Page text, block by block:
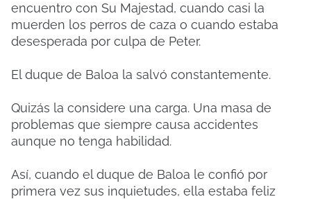
encuentro con Su Majestad, cuando casi la
muerden los perros de caza o cuando estaba
desesperada por culpa de Peter.
El duque de Baloa la salvó constantemente.
Quizás la considere una carga. Una masa de
problemas que siempre causa accidentes
aunque no tenga habilidad.
Así, cuando el duque de Baloa le confió por
primera vez sus inquietudes, ella estaba feliz